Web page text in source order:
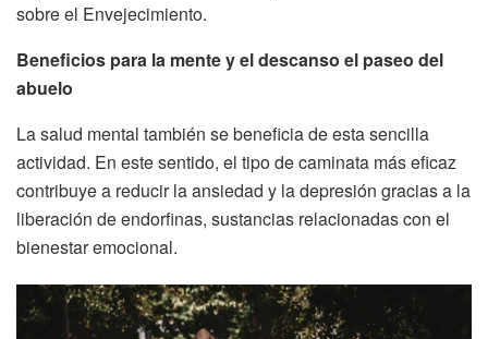
sobre el Envejecimiento.
Beneficios para la mente y el descanso el paseo del
abuelo
La salud mental también se beneficia de esta sencilla
actividad. En este sentido, el tipo de caminata más eficaz
contribuye a reducir la ansiedad y la depresión gracias a la
liberación de endorfinas, sustancias relacionadas con el
bienestar emocional.